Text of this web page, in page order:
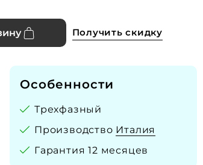
Получить скидку
Особенности
Трехфазный
Производство Италия
Гарантия 12 месяцев